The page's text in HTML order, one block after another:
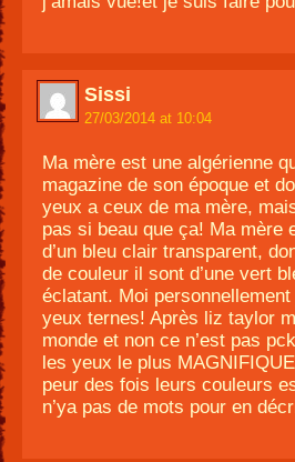
Sissi
27/03/2014 at 10:04
Ma mère est une algérienne
magazine de son époque et
yeux a ceux de ma mère,
pas si beau que ça! Ma mère
d’un bleu clair transparent,
de couleur il sont d’une vert
éclatant. Moi
yeux ternes! Après liz taylor
monde et non ce n’est pas
les yeux le plus
peur des fois leurs couleurs
n’ya pas de mots pour en